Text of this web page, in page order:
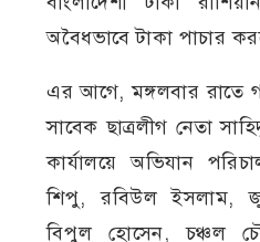
অবৈধভাবে টাকা পাচার
এর আগে, মঙ্গলবার রাতে
সাবেক ছাত্রলীগ নেতা
কার্যালয়ে অভিযান
শিপু, রবিউল ইসলাম,
বিপুল হোসেন, চঞ্চল